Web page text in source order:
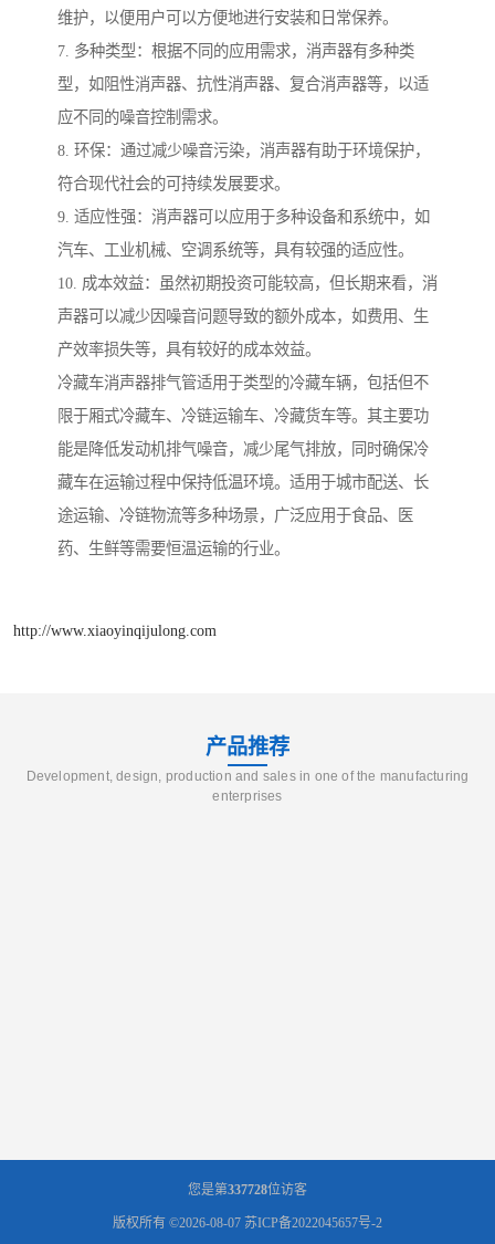
维护，以便用户可以方便地进行安装和日常保养。
7. 多种类型：根据不同的应用需求，消声器有多种类
型，如阻性消声器、抗性消声器、复合消声器等，以适
应不同的噪音控制需求。
8. 环保：通过减少噪音污染，消声器有助于环境保护，
符合现代社会的可持续发展要求。
9. 适应性强：消声器可以应用于多种设备和系统中，如
汽车、工业机械、空调系统等，具有较强的适应性。
10. 成本效益：虽然初期投资可能较高，但长期来看，消
声器可以减少因噪音问题导致的额外成本，如费用、生
产效率损失等，具有较好的成本效益。
冷藏车消声器排气管适用于类型的冷藏车辆，包括但不
限于厢式冷藏车、冷链运输车、冷藏货车等。其主要功
能是降低发动机排气噪音，减少尾气排放，同时确保冷
藏车在运输过程中保持低温环境。适用于城市配送、长
途运输、冷链物流等多种场景，广泛应用于食品、医
药、生鲜等需要恒温运输的行业。
http://www.xiaoyinqijulong.com
产品推荐
Development, design, production and sales in one of the manufacturing
enterprises
您是第337728位访客
版权所有 ©2026-08-07 苏ICP备2022045657号-2